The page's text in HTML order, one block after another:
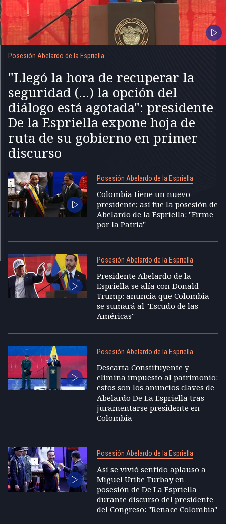
Posesión Abelardo de la Espriella
"Llegó la hora de recuperar la
seguridad (...) la opción del
diálogo está agotada": presidente
De la Espriella expone hoja de
ruta de su gobierno en primer
discurso
Posesión Abelardo de la Espriella
Colombia tiene un nuevo
presidente; así fue la posesión de
Abelardo de la Espriella: "Firme
por la Patria"
Posesión Abelardo de la Espriella
Presidente Abelardo de la
Espriella se alía con Donald
Trump: anuncia que Colombia
se sumará al "Escudo de las
Américas"
Posesión Abelardo de la Espriella
Descarta Constituyente y
elimina impuesto al patrimonio:
estos son los anuncios claves de
Abelardo De La Espriella tras
juramentarse presidente en
Colombia
Posesión Abelardo de la Espriella
Así se vivió sentido aplauso a
Miguel Uribe Turbay en
posesión de De La Espriella
durante discurso del presidente
del Congreso: "Renace Colombia"